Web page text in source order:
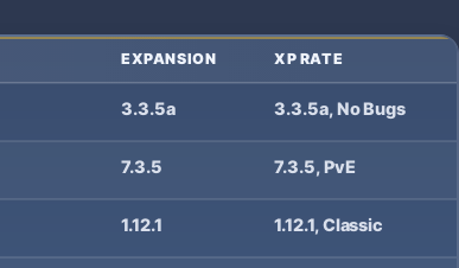
EXPANSION XP RATE
3.3.5a 3.3.5a, No Bugs
7.3.5 7.3.5, PvE
1.12.1 1.12.1, Classic